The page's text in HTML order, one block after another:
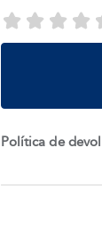
Política de